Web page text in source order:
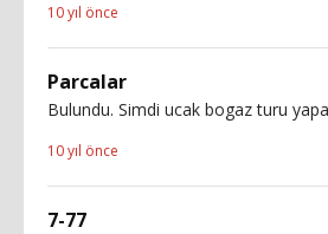
10 yıl önce
Parcalar
Bulundu. Simdi ucak bogaz turu
10 yıl önce
7-77